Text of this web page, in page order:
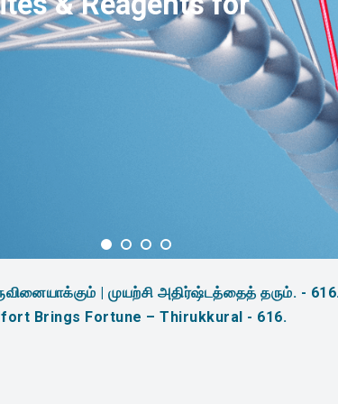
| முயற்சி அதிர்ஷ்டத்தைத் தரும். -
Brings Fortune – Thirukkural - 616.